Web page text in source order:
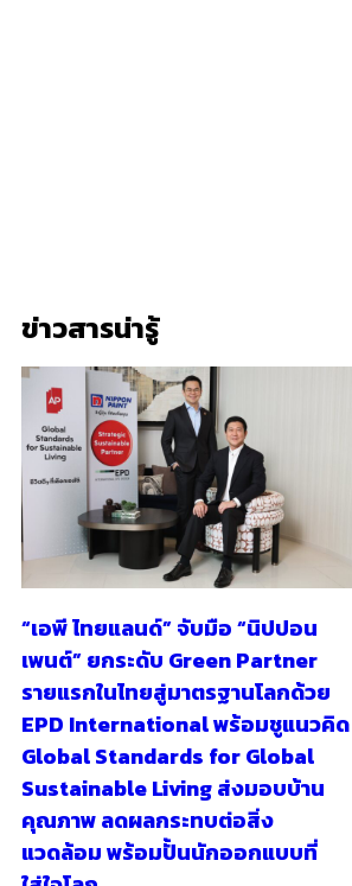
ข่าวสารน่ารู้
“เอพี ไทยแลนด์” จับมือ “นิปปอน
เพนต์” ยกระดับ Green Partner
รายแรกในไทยสู่มาตรฐานโลกด้วย
EPD International พร้อมชูแนวคิด
Global Standards for Global
Sustainable Living ส่งมอบบ้าน
คุณภาพ ลดผลกระทบต่อสิ่ง
แวดล้อม พร้อมปั้นนักออกแบบที่